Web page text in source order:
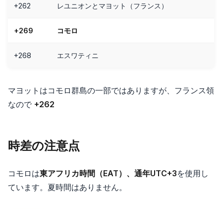
+262 レユニオンとマヨット（フランス）
+269 コモロ
+268 エスワティニ
マヨットはコモロ群島の一部ではありますが、フランス領
なので +262
時差の注意点
コモロは東アフリカ時間（EAT）、通年UTC+3を使用し
ています。夏時間はありません。